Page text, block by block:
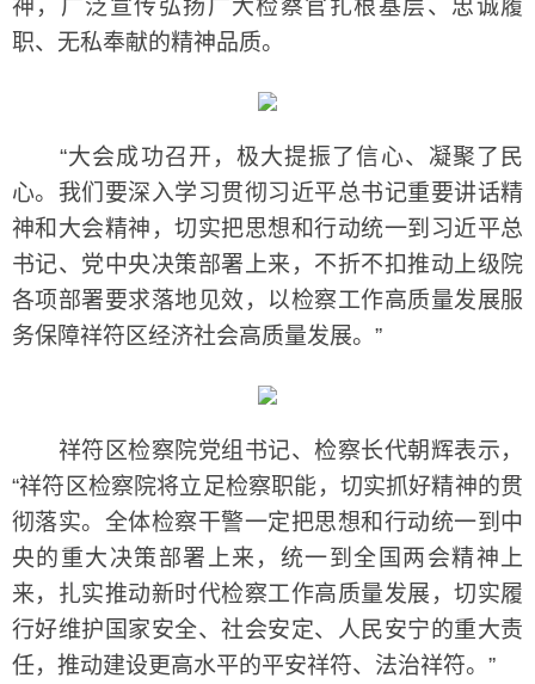
神，广泛宣传弘扬广大检察官扎根基层、忠诚履
职、无私奉献的精神品质。
“大会成功召开，极大提振了信心、凝聚了民
心。我们要深入学习贯彻习近平总书记重要讲话精
神和大会精神，切实把思想和行动统一到习近平总
书记、党中央决策部署上来，不折不扣推动上级院
各项部署要求落地见效，以检察工作高质量发展服
务保障祥符区经济社会高质量发展。”
祥符区检察院党组书记、检察长代朝辉表示，
“祥符区检察院将立足检察职能，切实抓好精神的贯
彻落实。全体检察干警一定把思想和行动统一到中
央的重大决策部署上来，统一到全国两会精神上
来，扎实推动新时代检察工作高质量发展，切实履
行好维护国家安全、社会安定、人民安宁的重大责
任，推动建设更高水平的平安祥符、法治祥符。”